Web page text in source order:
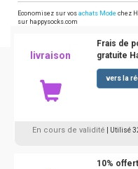
Economisez sur vos achats Mode chez
sur happysocks.com
livraison
Frais de
gratuite
vers la
En cours de validité | Utilisé
10%